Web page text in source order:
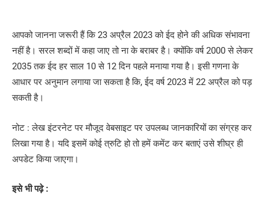
आपको जानना जरूरी हैं कि 23 अप्रैल 2023 को ईद होने की अधिक संभावना
नहीं है। सरल शब्दों में कहा जाए तो ना के बराबर है। क्योंकि वर्ष 2000 से लेकर
2035 तक ईद हर साल 10 से 12 दिन पहले मनाया गया है। इसी गणना के
आधार पर अनुमान लगाया जा सकता है कि, ईद वर्ष 2023 में 22 अप्रैल को पड़
सकती है।
नोट : लेख इंटरनेट पर मौजूद वेबसाइट पर उपलब्ध जानकारियों का संग्रह कर
लिखा गया है। यदि इसमें कोई त्रुटि हो तो हमें कमेंट कर बताएं उसे शीघ्र ही
अपडेट किया जाएगा।
इसे भी पढ़े :